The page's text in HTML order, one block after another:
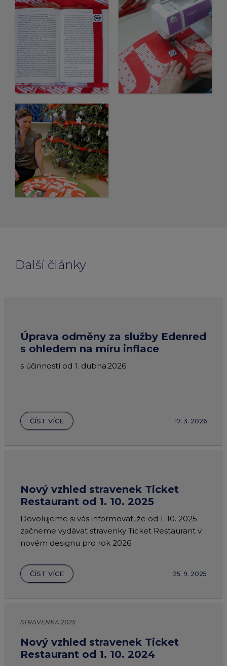
Další články
Úprava odměny za služby Edenred
s ohledem na míru inflace
s účinností od 1. dubna 2026
ČÍST VÍCE 17. 3. 2026
Nový vzhled stravenek Ticket
Restaurant od 1. 10. 2025
Dovolujeme si vás informovat, že od 1. 10. 2025
začneme vydávat stravenky Ticket Restaurant v
novém designu pro rok 2026.
ČÍST VÍCE 25. 9. 2025
STRAVENKA 2025
Nový vzhled stravenek Ticket
Restaurant od 1. 10. 2024